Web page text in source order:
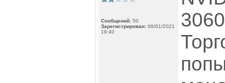
Сообщений: 50
Зарегистрирован: 06/01/2021
19:40